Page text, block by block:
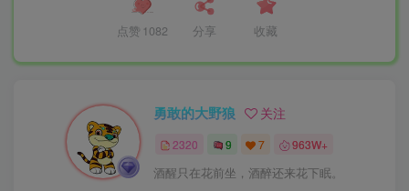
点赞 1082 分享 收藏
勇敢的大野狼 关注
2320 9 7 963W+
酒醒只在花前坐，酒醉还来花下眠。